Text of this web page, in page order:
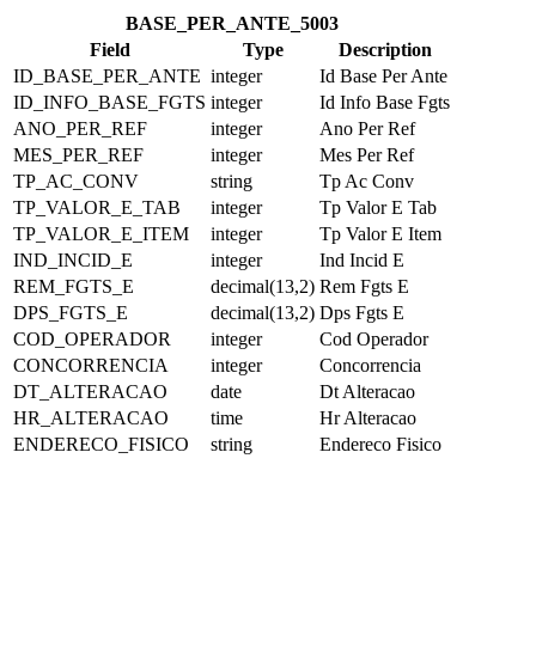
BASE_PER_ANTE_5003
Field
Type
Description
ID_BASE_PER_ANTE integer
Id Base Per Ante
ID_INFO_BASE_FGTS integer
Id Info Base Fgts
ANO_PER_REF
integer
Ano Per Ref
MES_PER_REF
integer
Mes Per Ref
TP_AC_CONV
string
Tp Ac Conv
TP_VALOR_E_TAB
integer
Tp Valor E Tab
TP_VALOR_E_ITEM
integer
Tp Valor E Item
IND_INCID_E
integer
Ind Incid E
REM_FGTS_E
decimal(13,2) Rem Fgts E
DPS_FGTS_E
decimal(13,2) Dps Fgts E
COD_OPERADOR
integer
Cod Operador
CONCORRENCIA
integer
Concorrencia
DT_ALTERACAO
date
Dt Alteracao
HR_ALTERACAO
time
Hr Alteracao
ENDERECO_FISICO
string Endereco Fisico